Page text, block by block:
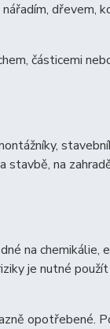
dřevem,
částicemi
stavbě, na
na chemikálie,
je nutné použít
opotřebené.